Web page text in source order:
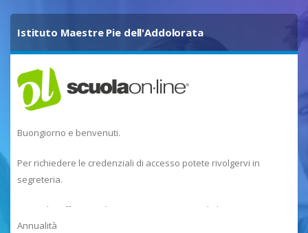
Istituto Maestre Pie dell'Addolorata
Buongiorno e benvenuti.
Per richiedere le credenziali di accesso potete rivolgervi in
segreteria.
Una volta effettuato il primo accesso in caso di dimenticanza
della password dovete procedere al recupero.
Annualità